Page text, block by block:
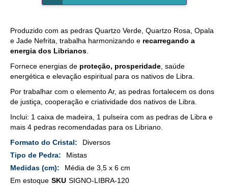
Produzido com as pedras Quartzo Verde, Quartzo Rosa, Opala
e Jade Nefrita, trabalha harmonizando e recarregando a
energia dos Librianos
Fornece energias de proteção, prosperidade , saúde
energética e elevação espiritual para os nativos de Libra.
Por trabalhar com o elemento Ar, as pedras fortalecem os dons
de justiça, cooperação e criatividade dos nativos de Libra.
Inclui: 1 caixa de madeira, 1 pulseira com as pedras de Libra e
mais 4 pedras recomendadas para os Libriano.
Mais
Detalhes
Diversos
Mistas
Média de 3,5 x 6 cm
Em estoque SKU SIGNO-LIBRA-120